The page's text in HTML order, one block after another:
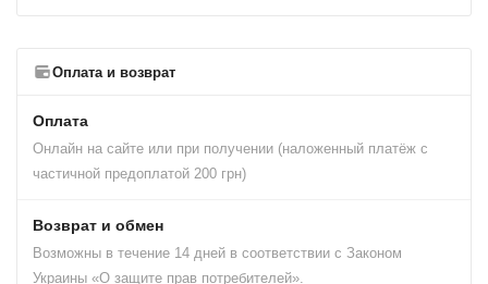
Оплата и возврат
Оплата
Онлайн на сайте или при получении (наложенный платёж с
частичной предоплатой 200 грн)
Возврат и обмен
Возможны в течение 14 дней в соответствии с Законом
Украины «О защите прав потребителей».